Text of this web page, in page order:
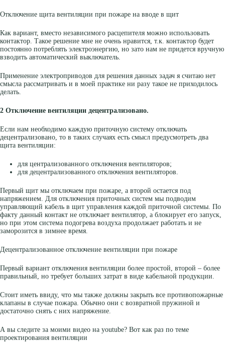
Отключение щита вентиляции при пожаре на вводе в щит
Как вариант, вместо независимого расцепителя можно использовать
контактор. Такое решение мне не очень нравится, т.к. контактор будет
постоянно потреблять электроэнергию, но зато нам не придется вручную
взводить автоматический выключатель.
Применение электроприводов для решения данных задач я считаю нет
смысла рассматривать и в моей практике ни разу такое не приходилось
делать.
2 Отключение вентиляции децентрализовано.
Если нам необходимо каждую приточную систему отключать
децентрализовано, то в таких случаях есть смысл предусмотреть два
щита вентиляции:
для централизованного отключения вентиляторов;
для децентрализованного отключения вентиляторов.
Первый щит мы отключаем при пожаре, а второй остается под
напряжением. Для отключения приточных систем мы подводим
управляющий кабель в щит управления каждой приточной системы. По
факту данный контакт не отключает вентилятор, а блокирует его запуск,
но при этом система подогрева воздуха продолжает работать и не
заморозится в зимнее время.
Децентрализованное отключение вентиляции при пожаре
Первый вариант отключения вентиляции более простой, второй – более
правильный, но требует больших затрат в виде кабельной продукции.
Стоит иметь ввиду, что мы также должны закрыть все противопожарные
клапаны в случае пожара. Обычно они с возвратной пружиной и
достаточно снять с них напряжение.
А вы следите за моими видео на youtube? Вот как раз по теме
проектирования вентиляции